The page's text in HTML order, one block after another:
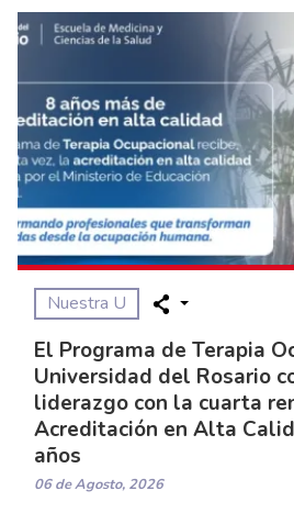
Nuestra U
El Programa de Terapia
Universidad del Rosario
liderazgo con la cuarta
Acreditación en Alta
años
06 de Agosto, 2026